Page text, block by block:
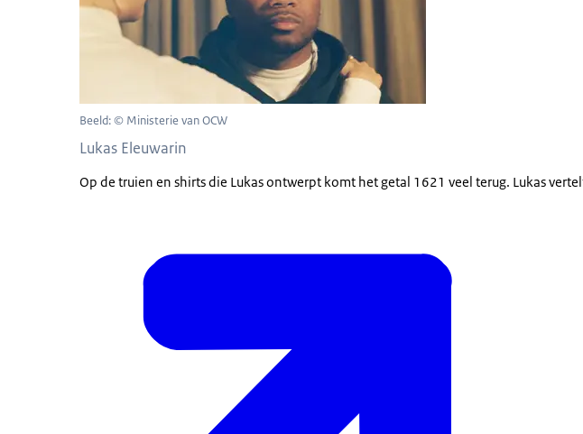
Beeld: © Ministerie van OCW
Lukas Eleuwarin
Op de truien en shirts die Lukas ontwerpt komt het getal 1621 veel terug. Lukas